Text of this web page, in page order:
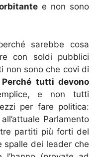
e non sono
sarebbe cosa
con soldi pubblici
non sono che covi di
Perché tutti devono
e non tutti
per fare politica:
Parlamento
partiti più forti del
spalle dei leader che